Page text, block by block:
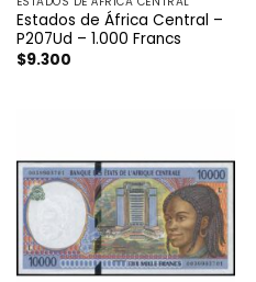
Estados de África Central –
P207Ud – 1.000 Francs
$9.300